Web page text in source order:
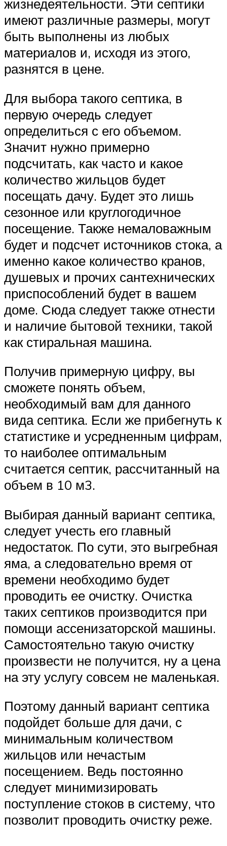
жизнедеятельности. Эти септики
имеют различные размеры, могут
быть выполнены из любых
материалов и, исходя из этого,
разнятся в цене.
Для выбора такого септика, в
первую очередь следует
определиться с его объемом.
Значит нужно примерно
подсчитать, как часто и какое
количество жильцов будет
посещать дачу. Будет это лишь
сезонное или круглогодичное
посещение. Также немаловажным
будет и подсчет источников стока, а
именно какое количество кранов,
душевых и прочих сантехнических
приспособлений будет в вашем
доме. Сюда следует также отнести
и наличие бытовой техники, такой
как стиральная машина.
Получив примерную цифру, вы
сможете понять объем,
необходимый вам для данного
вида септика. Если же прибегнуть к
статистике и усредненным цифрам,
то наиболее оптимальным
считается септик, рассчитанный на
объем в 10 м3.
Выбирая данный вариант септика,
следует учесть его главный
недостаток. По сути, это выгребная
яма, а следовательно время от
времени необходимо будет
проводить ее очистку. Очистка
таких септиков производится при
помощи ассенизаторской машины.
Самостоятельно такую очистку
произвести не получится, ну а цена
на эту услугу совсем не маленькая.
Поэтому данный вариант септика
подойдет больше для дачи, с
минимальным количеством
жильцов или нечастым
посещением. Ведь постоянно
следует минимизировать
поступление стоков в систему, что
позволит проводить очистку реже.